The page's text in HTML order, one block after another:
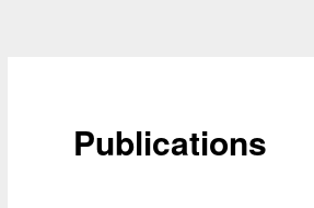
Publications